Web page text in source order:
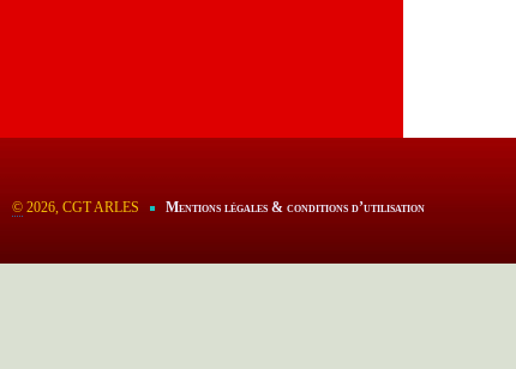
© 2026, CGT ARLES Mentions légales & conditions d’utilisation